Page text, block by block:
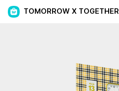
TOMORROW X TOGETHER